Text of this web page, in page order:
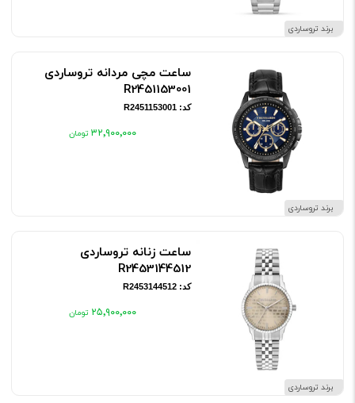
برند تروساردی
برند تروساردی
ساعت مچی مردانه تروساردی
R2451153001
کد: R2451153001
۳۲٬۹۰۰٬۰۰۰
برند تروساردی
ساعت زنانه تروساردی
R2453144512
کد: R2453144512
۲۵٬۹۰۰٬۰۰۰